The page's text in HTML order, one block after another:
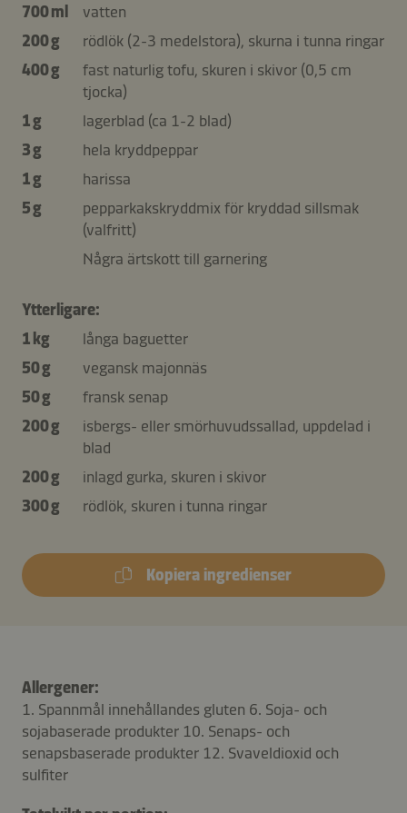
700 ml
vatten
200 g
rödlök (2-3 medelstora), skurna i tunna ringar
400 g
fast naturlig tofu, skuren i skivor (0,5 cm
tjocka)
1 g
lagerblad (ca 1-2 blad)
3 g
hela kryddpeppar
1 g
harissa
5 g
pepparkakskryddmix för kryddad sillsmak
(valfritt)
Några ärtskott till garnering
Ytterligare:
1 kg
långa baguetter
50 g
vegansk majonnäs
50 g
fransk senap
200 g
isbergs- eller smörhuvudssallad, uppdelad i
blad
200 g
inlagd gurka, skuren i skivor
300 g
rödlök, skuren i tunna ringar
Kopiera ingredienser
Allergener:
1. Spannmål innehållandes gluten 6. Soja- och
sojabaserade produkter 10. Senaps- och
senapsbaserade produkter 12. Svaveldioxid och
sulfiter